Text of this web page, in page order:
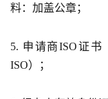
料：加盖公章；
5. 申请商ISO证
ISO）；